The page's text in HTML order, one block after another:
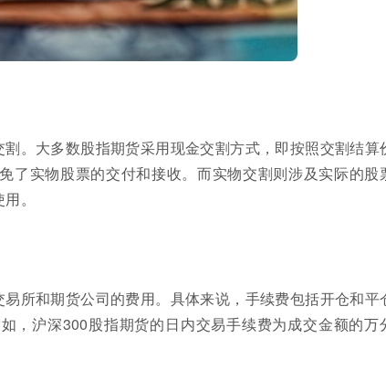
。大多数股指期货采用现金交割方式，即按照交割结算
了实物股票的交付和接收。而实物交割则涉及实际的股
。
所和期货公司的费用。具体来说，手续费包括开仓和平
，沪深300股指期货的日内交易手续费为成交金额的万